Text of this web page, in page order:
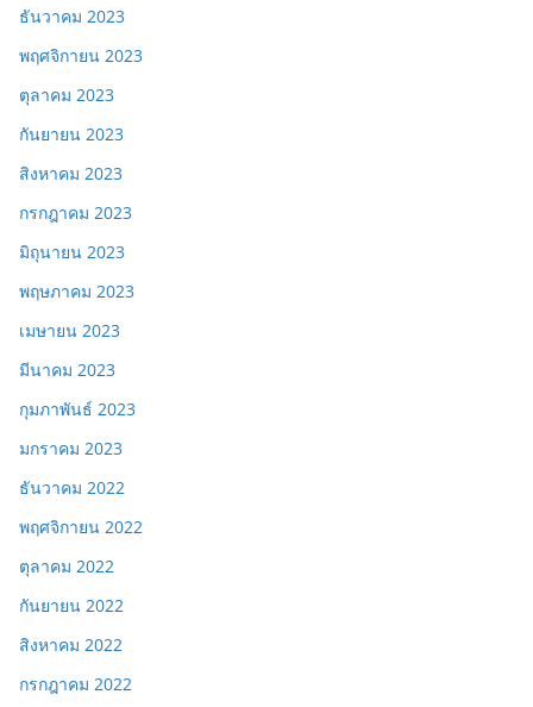
ธันวาคม 2023
พฤศจิกายน 2023
ตุลาคม 2023
กันยายน 2023
สิงหาคม 2023
กรกฎาคม 2023
มิถุนายน 2023
พฤษภาคม 2023
เมษายน 2023
มีนาคม 2023
กุมภาพันธ์ 2023
มกราคม 2023
ธันวาคม 2022
พฤศจิกายน 2022
ตุลาคม 2022
กันยายน 2022
สิงหาคม 2022
กรกฎาคม 2022